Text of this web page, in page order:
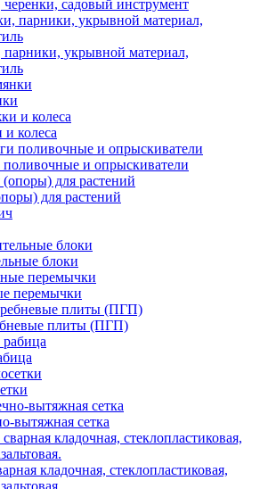
садовый инструмент
укрывной материал,
колеса
и опрыскиватели
для растений
блоки
перемычки
плиты (ПГП)
вытяжная сетка
кладочная, стеклопластиковая,